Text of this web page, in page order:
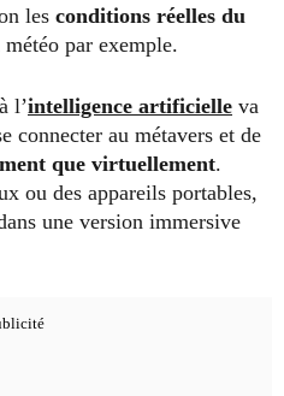
les conditions réelles du
par exemple.
l’intelligence artificielle va
connecter au métavers et de
que virtuellement.
ou des appareils portables,
une version immersive